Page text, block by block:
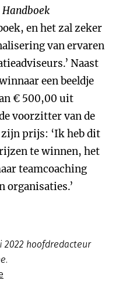
Handboek
en het zal zeker
van ervaren
Naast
een beeldje
€ 500,00 uit
voorzitter van de
prijs: ‘Ik heb dit
te winnen, het
teamcoaching
organisaties.’
hoofdredacteur